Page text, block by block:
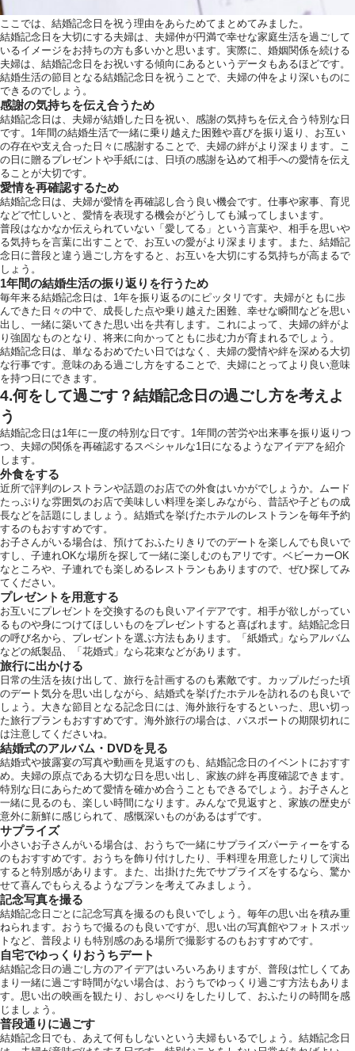
ここでは、結婚記念日を祝う理由をあらためてまとめてみました。
結婚記念日を大切にする夫婦は、夫婦仲が円満で幸せな家庭生活を過ごして
いるイメージをお持ちの方も多いかと思います。実際に、婚姻関係を続ける
夫婦は、結婚記念日をお祝いする傾向にあるというデータもあるほどです。
結婚生活の節目となる結婚記念日を祝うことで、夫婦の仲をより深いものに
できるのでしょう。
感謝の気持ちを伝え合うため
結婚記念日は、夫婦が結婚した日を祝い、感謝の気持ちを伝え合う特別な日
です。1年間の結婚生活で一緒に乗り越えた困難や喜びを振り返り、お互い
の存在や支え合った日々に感謝することで、夫婦の絆がより深まります。こ
の日に贈るプレゼントや手紙には、日頃の感謝を込めて相手への愛情を伝え
ることが大切です。
愛情を再確認するため
結婚記念日は、夫婦が愛情を再確認し合う良い機会です。仕事や家事、育児
などで忙しいと、愛情を表現する機会がどうしても減ってしまいます。
普段はなかなか伝えられていない「愛してる」という言葉や、相手を思いや
る気持ちを言葉に出すことで、お互いの愛がより深まります。また、結婚記
念日に普段と違う過ごし方をすると、お互いを大切にする気持ちが高まるで
しょう。
1年間の結婚生活の振り返りを行うため
毎年来る結婚記念日は、1年を振り返るのにピッタリです。夫婦がともに歩
んできた日々の中で、成長した点や乗り越えた困難、幸せな瞬間などを思い
出し、一緒に築いてきた思い出を共有します。これによって、夫婦の絆がよ
り強固なものとなり、将来に向かってともに歩む力が育まれるでしょう。
結婚記念日は、単なるおめでたい日ではなく、夫婦の愛情や絆を深める大切
な行事です。意味のある過ごし方をすることで、夫婦にとってより良い意味
を持つ日にできます。
4.何をして過ごす？結婚記念日の過ごし方を考えよ
う
結婚記念日は1年に一度の特別な日です。1年間の苦労や出来事を振り返りつ
つ、夫婦の関係を再確認するスペシャルな1日になるようなアイデアを紹介
します。
外食をする
近所で評判のレストランや話題のお店での外食はいかがでしょうか。ムード
たっぷりな雰囲気のお店で美味しい料理を楽しみながら、昔話や子どもの成
長などを話題にしましょう。結婚式を挙げたホテルのレストランを毎年予約
するのもおすすめです。
お子さんがいる場合は、預けておふたりきりでのデートを楽しんでも良いで
すし、子連れOKな場所を探して一緒に楽しむのもアリです。ベビーカーOK
なところや、子連れでも楽しめるレストランもありますので、ぜひ探してみ
てください。
プレゼントを用意する
お互いにプレゼントを交換するのも良いアイデアです。相手が欲しがってい
るものや身につけてほしいものをプレゼントすると喜ばれます。結婚記念日
の呼び名から、プレゼントを選ぶ方法もあります。「紙婚式」ならアルバム
などの紙製品、「花婚式」なら花束などがあります。
旅行に出かける
日常の生活を抜け出して、旅行を計画するのも素敵です。カップルだった頃
のデート気分を思い出しながら、結婚式を挙げたホテルを訪れるのも良いで
しょう。大きな節目となる記念日には、海外旅行をするといった、思い切っ
た旅行プランもおすすめです。海外旅行の場合は、パスポートの期限切れに
は注意してくださいね。
結婚式のアルバム・DVDを見る
結婚式や披露宴の写真や動画を見返すのも、結婚記念日のイベントにおすす
め。夫婦の原点である大切な日を思い出し、家族の絆を再度確認できます。
特別な日にあらためて愛情を確かめ合うこともできるでしょう。お子さんと
一緒に見るのも、楽しい時間になります。みんなで見返すと、家族の歴史が
意外に新鮮に感じられて、感慨深いものがあるはずです。
サプライズ
小さいお子さんがいる場合は、おうちで一緒にサプライズパーティーをする
のもおすすめです。おうちを飾り付けしたり、手料理を用意したりして演出
すると特別感があります。また、出掛けた先でサプライズをするなら、驚か
せて喜んでもらえるようなプランを考えてみましょう。
記念写真を撮る
結婚記念日ごとに記念写真を撮るのも良いでしょう。毎年の思い出を積み重
ねられます。おうちで撮るのも良いですが、思い出の写真館やフォトスポッ
トなど、普段よりも特別感のある場所で撮影するのもおすすめです。
自宅でゆっくりおうちデート
結婚記念日の過ごし方のアイデアはいろいろありますが、普段は忙しくてあ
まり一緒に過ごす時間がない場合は、おうちでゆっくり過ごす方法もありま
す。思い出の映画を観たり、おしゃべりをしたりして、おふたりの時間を感
じましょう。
普段通りに過ごす
結婚記念日でも、あえて何もしないという夫婦もいるでしょう。結婚記念日